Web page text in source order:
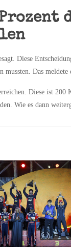
Diese
Das
Diese ist
Wie es dann